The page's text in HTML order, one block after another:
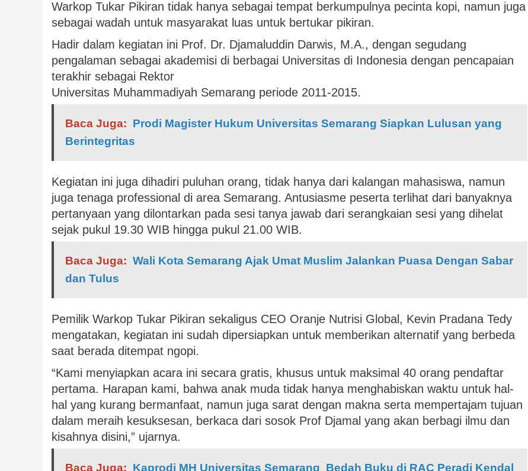
Warkop Tukar Pikiran tidak hanya sebagai tempat berkumpulnya pecinta kopi, namun juga
sebagai wadah untuk masyarakat luas untuk bertukar pikiran.
Hadir dalam kegiatan ini Prof. Dr. Djamaluddin Darwis, M.A., dengan segudang
pengalaman sebagai akademisi di berbagai Universitas di Indonesia dengan pencapaian
terakhir sebagai Rektor
Universitas Muhammadiyah Semarang periode 2011-2015.
Baca Juga: Prodi Magister Hukum Universitas Semarang Siapkan Lulusan yang
Berintegritas
Kegiatan ini juga dihadiri puluhan orang, tidak hanya dari kalangan mahasiswa, namun
juga tenaga professional di area Semarang. Antusiasme peserta terlihat dari banyaknya
pertanyaan yang dilontarkan pada sesi tanya jawab dari serangkaian sesi yang dihelat
sejak pukul 19.30 WIB hingga pukul 21.00 WIB.
Baca Juga: Wali Kota Semarang Ajak Umat Muslim Jalankan Puasa Dengan Sabar
dan Tulus
Pemilik Warkop Tukar Pikiran sekaligus CEO Oranje Nutrisi Global, Kevin Pradana Tedy
mengatakan, kegiatan ini sudah dipersiapkan untuk memberikan alternatif yang berbeda
saat berada ditempat ngopi.
“Kami menyiapkan acara ini secara gratis, khusus untuk maksimal 40 orang pendaftar
pertama. Harapan kami, bahwa anak muda tidak hanya menghabiskan waktu untuk hal-
hal yang kurang bermanfaat, namun juga sarat dengan makna serta mempertajam tujuan
dalam meraih kesuksesan, berkaca dari sosok Prof Djamal yang akan berbagi ilmu dan
kisahnya disini,” ujarnya.
Baca Juga: Kaprodi MH Universitas Semarang Bedah Buku di RAC Peradi Kendal